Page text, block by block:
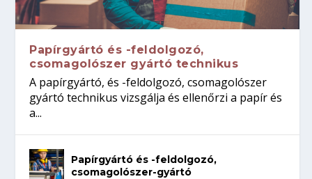
Papírgyártó és -feldolgozó,
csomagolószer gyártó technikus
A papírgyártó, és -feldolgozó, csomagolószer
gyártó technikus vizsgálja és ellenőrzi a papír és
a...
Papírgyártó és -feldolgozó,
csomagolószer-gyártó